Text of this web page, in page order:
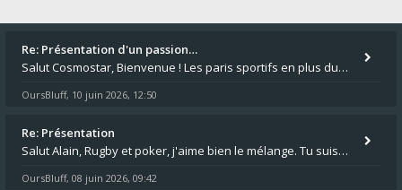
Re: Présentation d'un passion…
Salut Cosmostar, Bienvenue ! Les paris sportifs en plus du poker, c'est ce que je fais aussi. Surtout la NBA, je mise su
OursBluff, 10 juin 2026, 12:50
Re: Présentation
Salut Alain, Rugby et poker, j'aime bien le mélange. Tu suis le rugby du coin ? Moi j'essaie d'aller voir des matchs de
OursBluff, 08 juin 2026, 09:42